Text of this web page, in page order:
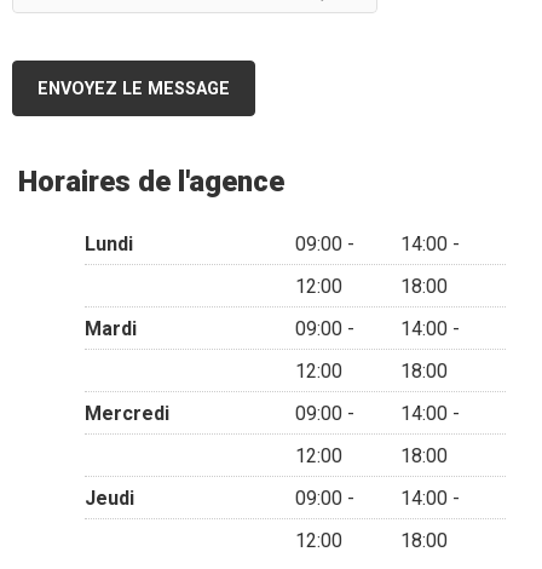
ENVOYEZ LE MESSAGE
Horaires de l'agence
Lundi
09:00 -
12:00
14:00 -
18:00
Mardi
09:00 -
12:00
14:00 -
18:00
Mercredi
09:00 -
12:00
14:00 -
18:00
Jeudi
09:00 -
12:00
14:00 -
18:00